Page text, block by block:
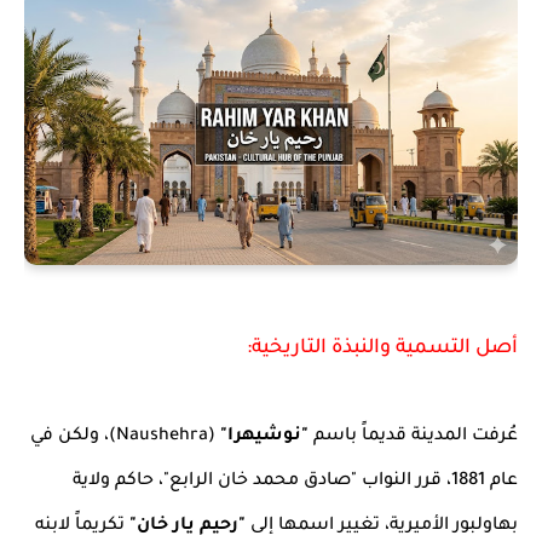
أصل التسمية والنبذة التاريخية:
عُرفت المدينة قديماً باسم "نوشيهرا" (Naushehra)، ولكن في
عام 1881، قرر النواب "صادق محمد خان الرابع"، حاكم ولاية
بهاولبور الأميرية، تغيير اسمها إلى "رحيم يار خان" تكريماً لابنه